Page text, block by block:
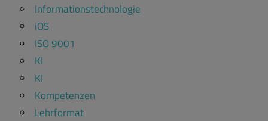
Informationstechnologie
iOS
ISO 9001
KI
KI
Kompetenzen
Lehrformat